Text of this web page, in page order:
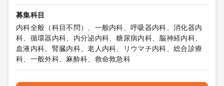
募集科目
内科全般（科目不問）、一般内科、呼吸器内科、消化器内
科、循環器内科、内分泌内科、糖尿病内科、脳神経内科、
血液内科、腎臓内科、老人内科、リウマチ内科、総合診療
科、一般外科、麻酔科、救命救急科